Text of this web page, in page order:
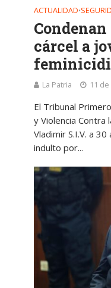
ACTUALIDAD•
Condenan
cárcel a
La Patria 11
El Tribunal
y Violencia Contra
Vladimir S.I.V. a
indulto por...